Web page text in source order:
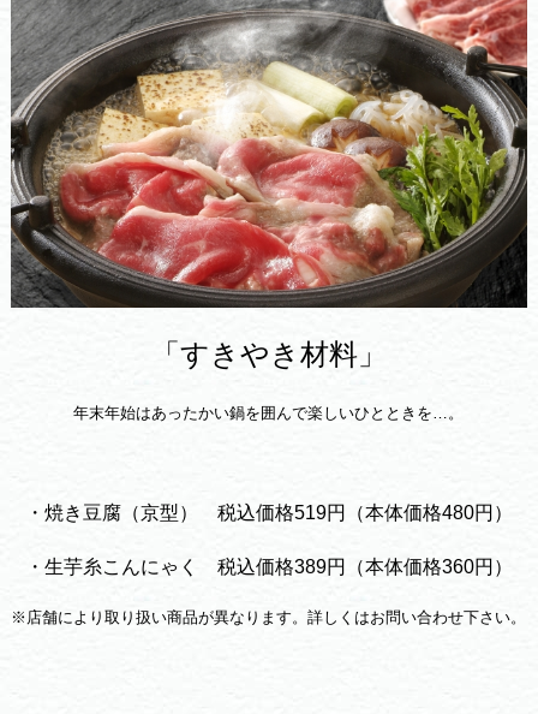
「すきやき材料」
年末年始はあったかい鍋を囲んで楽しいひとときを…。
・焼き豆腐（京型） 税込価格519円（本体価格480円）
・生芋糸こんにゃく 税込価格389円（本体価格360円）
※店舗により取り扱い商品が異なります。詳しくはお問い合わせ下さい。